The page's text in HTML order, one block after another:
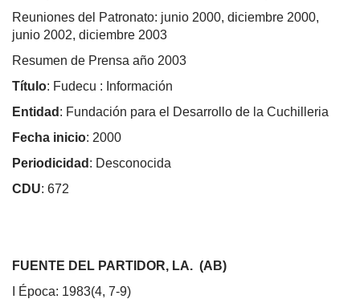
Reuniones del Patronato: junio 2000, diciembre 2000,
junio 2002, diciembre 2003
Resumen de Prensa año 2003
Título: Fudecu : Información
Entidad : Fundación para el Desarrollo de la Cuchilleria
Fecha inicio: 2000
Periodicidad : Desconocida
CDU: 672
FUENTE DEL PARTIDOR, LA. (AB)
I Época: 1983(4, 7-9)